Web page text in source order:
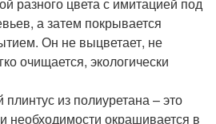
а затем покрывается
Он не выцветает, не
очищается, экологически
из полиуретана – это
необходимости окрашивается в